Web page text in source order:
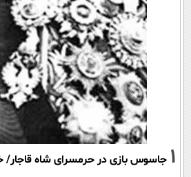
1 جاسوس بازی در حرمسرای شاه قاجار/